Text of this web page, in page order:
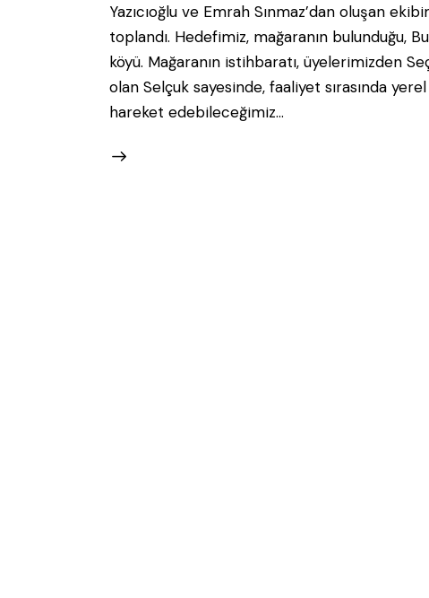
Yazıcıoğlu ve Emrah Sınmaz’dan oluşan
toplandı. Hedefimiz, mağaranın bulunduğu,
köyü. Mağaranın istihbaratı, üyelerimizden
olan Selçuk sayesinde, faaliyet sırasında
hareket edebileceğimiz…